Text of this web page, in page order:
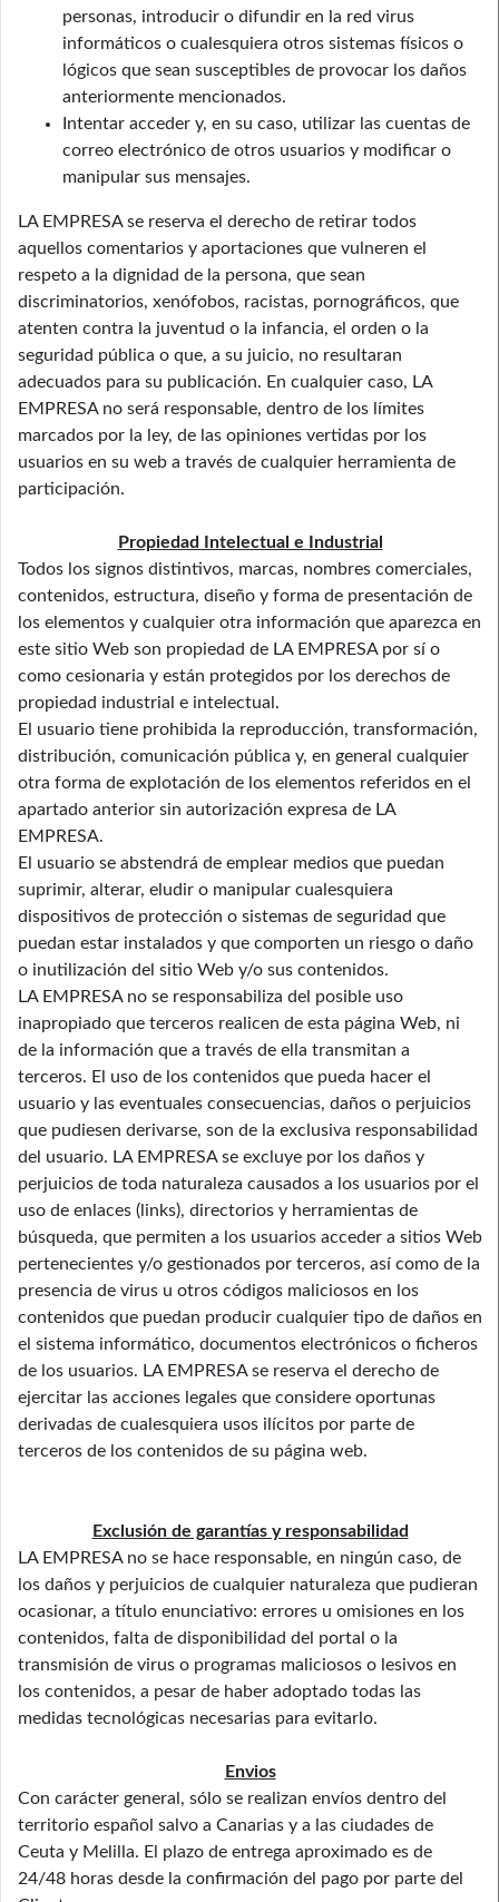
personas, introducir o difundir en la red virus
informáticos o cualesquiera otros sistemas físicos o
lógicos que sean susceptibles de provocar los daños
anteriormente mencionados.
Intentar acceder y, en su caso, utilizar las cuentas de
correo electrónico de otros usuarios y modificar o
manipular sus mensajes.
LA EMPRESA se reserva el derecho de retirar todos
aquellos comentarios y aportaciones que vulneren el
respeto a la dignidad de la persona, que sean
discriminatorios, xenófobos, racistas, pornográficos, que
atenten contra la juventud o la infancia, el orden o la
seguridad pública o que, a su juicio, no resultaran
adecuados para su publicación. En cualquier caso, LA
EMPRESA no será responsable, dentro de los límites
marcados por la ley, de las opiniones vertidas por los
usuarios en su web a través de cualquier herramienta de
participación.
Propiedad Intelectual e Industrial
Todos los signos distintivos, marcas, nombres comerciales,
contenidos, estructura, diseño y forma de presentación de
los elementos y cualquier otra información que aparezca en
este sitio Web son propiedad de LA EMPRESA por sí o
como cesionaria y están protegidos por los derechos de
propiedad industrial e intelectual.
El usuario tiene prohibida la reproducción, transformación,
distribución, comunicación pública y, en general cualquier
otra forma de explotación de los elementos referidos en el
apartado anterior sin autorización expresa de LA
EMPRESA.
El usuario se abstendrá de emplear medios que puedan
suprimir, alterar, eludir o manipular cualesquiera
dispositivos de protección o sistemas de seguridad que
puedan estar instalados y que comporten un riesgo o daño
o inutilización del sitio Web y/o sus contenidos.
LA EMPRESA no se responsabiliza del posible uso
inapropiado que terceros realicen de esta página Web, ni
de la información que a través de ella transmitan a
terceros. El uso de los contenidos que pueda hacer el
usuario y las eventuales consecuencias, daños o perjuicios
que pudiesen derivarse, son de la exclusiva responsabilidad
del usuario. LA EMPRESA se excluye por los daños y
perjuicios de toda naturaleza causados a los usuarios por el
uso de enlaces (links), directorios y herramientas de
búsqueda, que permiten a los usuarios acceder a sitios Web
pertenecientes y/o gestionados por terceros, así como de la
presencia de virus u otros códigos maliciosos en los
contenidos que puedan producir cualquier tipo de daños en
el sistema informático, documentos electrónicos o ficheros
de los usuarios. LA EMPRESA se reserva el derecho de
ejercitar las acciones legales que considere oportunas
derivadas de cualesquiera usos ilícitos por parte de
terceros de los contenidos de su página web.
Exclusión de garantías y responsabilidad
LA EMPRESA no se hace responsable, en ningún caso, de
los daños y perjuicios de cualquier naturaleza que pudieran
ocasionar, a título enunciativo: errores u omisiones en los
contenidos, falta de disponibilidad del portal o la
transmisión de virus o programas maliciosos o lesivos en
los contenidos, a pesar de haber adoptado todas las
medidas tecnológicas necesarias para evitarlo.
Envios
Con carácter general, sólo se realizan envíos dentro del
territorio español salvo a Canarias y a las ciudades de
Ceuta y Melilla. El plazo de entrega aproximado es de
24/48 horas desde la confirmación del pago por parte del